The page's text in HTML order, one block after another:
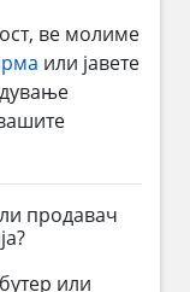
ве молиме
или јавете
продавач
или